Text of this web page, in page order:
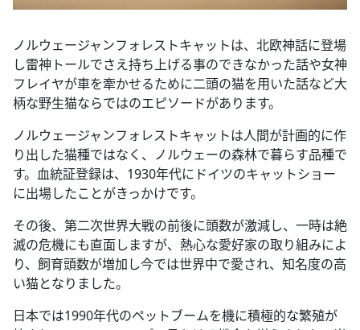
ノルウェージャンフォレストキャットは、北欧神話に登場
し雷神トールでさえ持ち上げる事のできなかった話や女神
フレイヤが車を牽かせるために二頭の猫を用いた話など大
柄な野生猫ならではのエピソードがあります。
ノルウェージャンフォレストキャットは人間が計画的に作
り出した猫種ではなく、ノルウェーの森林で暮らす品種で
す。血統証登録は、1930年代にドイツのキャットショー
に出場したことがきっかけです。
その後、第二次世界大戦の前後に頭数が激減し、一時は絶
滅の危機にも直面しますが、熱心な愛好家の取り組みによ
り、飼育頭数が増加し今では世界中で愛され、知名度の高
い猫となりました。
日本では1990年代のペットブームを機に積極的な繁殖が